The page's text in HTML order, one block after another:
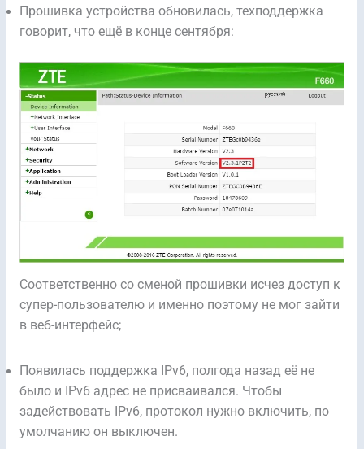
Прошивка устройства обновилась, техподдержка
говорит, что ещё в конце сентября:
Соответственно со сменой прошивки исчез доступ к
супер-пользователю и именно поэтому не мог зайти
в веб-интерфейс;
Появилась поддержка IPv6, полгода назад её не
было и IPv6 адрес не присваивался. Чтобы
задействовать IPv6, протокол нужно включить, по
умолчанию он выключен.